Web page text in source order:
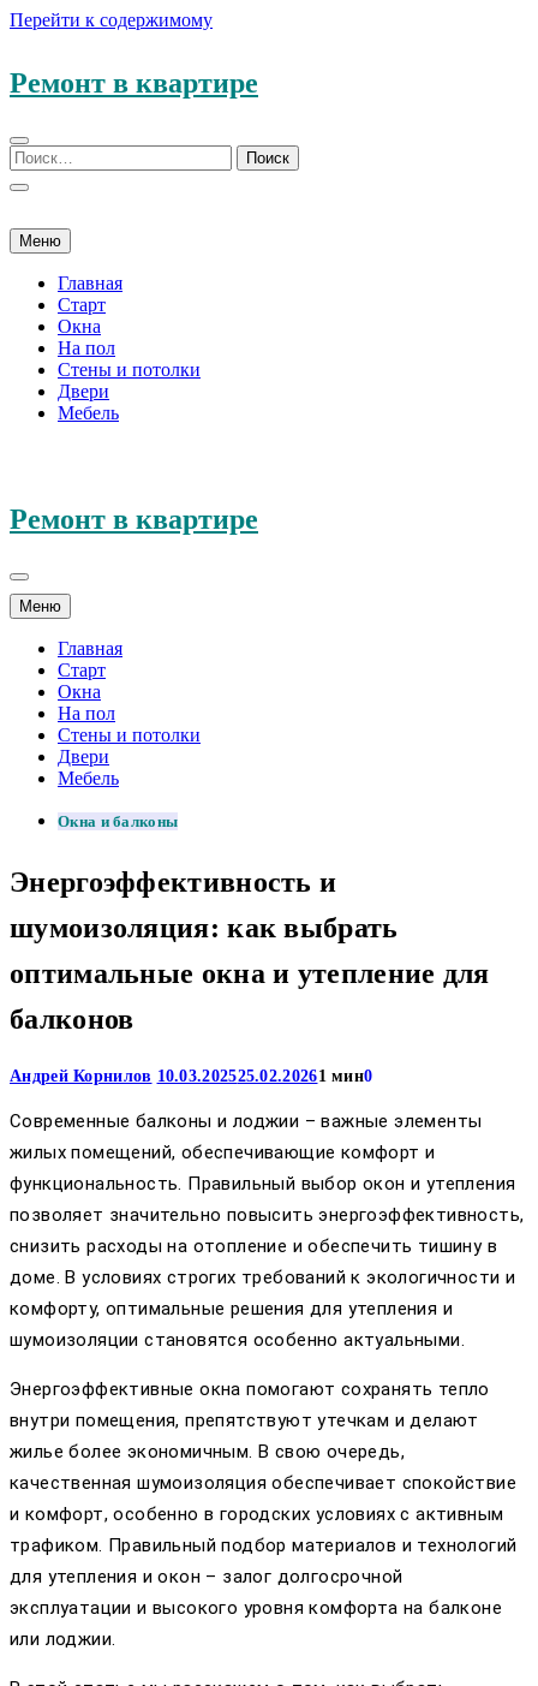
Перейти к содержимому
Ремонт в квартире
Меню
Главная
Старт
Окна
На пол
Стены и потолки
Двери
Мебель
Ремонт в квартире
Меню
Главная
Старт
Окна
На пол
Стены и потолки
Двери
Мебель
Окна и балконы
Энергоэффективность и
шумоизоляция: как выбрать
оптимальные окна и утепление для
балконов
Андрей Корнилов 10.03.202525.02.20261 мин0
Современные балконы и лоджии – важные элементы
жилых помещений, обеспечивающие комфорт и
функциональность. Правильный выбор окон и утепления
позволяет значительно повысить энергоэффективность,
снизить расходы на отопление и обеспечить тишину в
доме. В условиях строгих требований к экологичности и
комфорту, оптимальные решения для утепления и
шумоизоляции становятся особенно актуальными.
Энергоэффективные окна помогают сохранять тепло
внутри помещения, препятствуют утечкам и делают
жилье более экономичным. В свою очередь,
качественная шумоизоляция обеспечивает спокойствие
и комфорт, особенно в городских условиях с активным
трафиком. Правильный подбор материалов и технологий
для утепления и окон – залог долгосрочной
эксплуатации и высокого уровня комфорта на балконе
или лоджии.